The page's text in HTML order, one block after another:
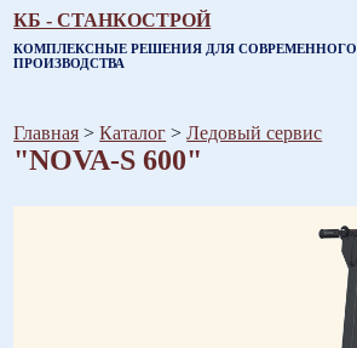
КБ - СТАНКОСТРОЙ
КОМПЛЕКСНЫЕ РЕШЕНИЯ ДЛЯ СОВРЕМЕННОГО
ПРОИЗВОДСТВА
Главная >Каталог >Ледовый сервис
"NOVA-S 600"